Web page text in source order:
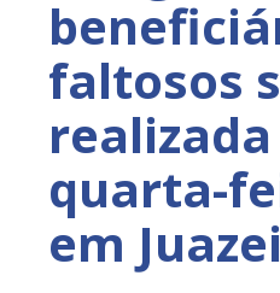
faltosos
quarta-
em